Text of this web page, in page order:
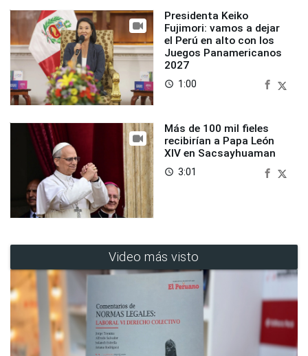
Presidenta Keiko
Fujimori: vamos a dejar
el Perú en alto con los
Juegos Panamericanos
2027
access_time 1:00
Más de 100 mil fieles
recibirían a Papa León
XIV en Sacsayhuaman
access_time 3:01
Video más visto